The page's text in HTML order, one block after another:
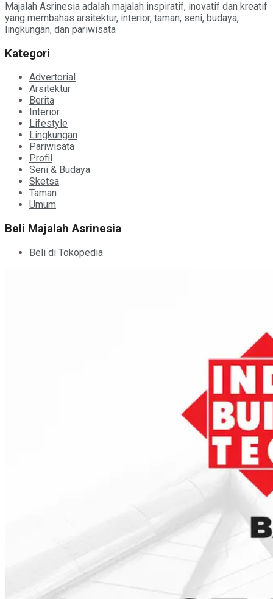
Majalah Asrinesia adalah majalah inspiratif, inovatif dan kreatif
yang membahas arsitektur, interior, taman, seni, budaya,
lingkungan, dan pariwisata
Kategori
Advertorial
Arsitektur
Berita
Interior
Lifestyle
Lingkungan
Pariwisata
Profil
Seni & Budaya
Sketsa
Taman
Umum
Beli Majalah Asrinesia
Beli di Tokopedia